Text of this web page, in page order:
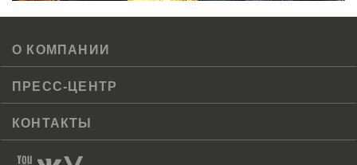
О КОМПАНИИ
ПРЕСС-ЦЕНТР
КОНТАКТЫ